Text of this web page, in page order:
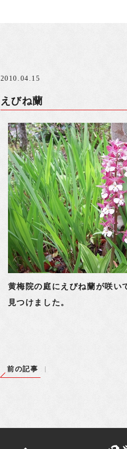
2010.04.15
えびね蘭
黄梅院の庭にえびね蘭が咲い
見つけました。
前の記事